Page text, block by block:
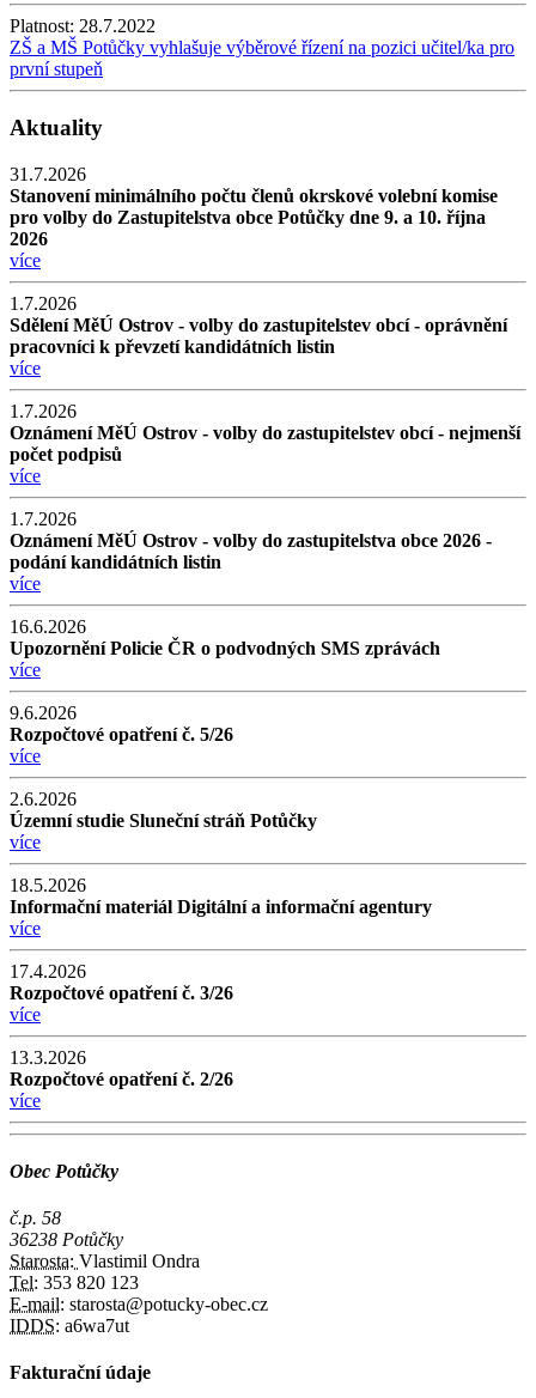
Platnost: 28.7.2022
ZŠ a MŠ Potůčky vyhlašuje výběrové řízení na pozici učitel/ka pro
první stupeň
Aktuality
31.7.2026
Stanovení minimálního počtu členů okrskové volební komise
pro volby do Zastupitelstva obce Potůčky dne 9. a 10. října
2026
více
1.7.2026
Sdělení MěÚ Ostrov - volby do zastupitelstev obcí - oprávnění
pracovníci k převzetí kandidátních listin
více
1.7.2026
Oznámení MěÚ Ostrov - volby do zastupitelstev obcí - nejmenší
počet podpisů
více
1.7.2026
Oznámení MěÚ Ostrov - volby do zastupitelstva obce 2026 -
podání kandidátních listin
více
16.6.2026
Upozornění Policie ČR o podvodných SMS zprávách
více
9.6.2026
Rozpočtové opatření č. 5/26
více
2.6.2026
Územní studie Sluneční stráň Potůčky
více
18.5.2026
Informační materiál Digitální a informační agentury
více
17.4.2026
Rozpočtové opatření č. 3/26
více
13.3.2026
Rozpočtové opatření č. 2/26
více
Obec Potůčky
č.p. 58
36238 Potůčky
Starosta: Vlastimil Ondra
Tel: 353 820 123
E-mail: starosta@potucky-obec.cz
IDDS: a6wa7ut
Fakturační údaje